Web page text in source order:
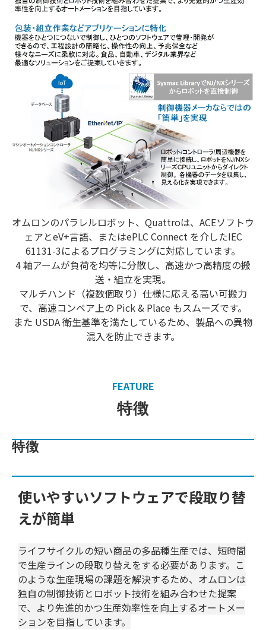
オムロンのパラレルロボット、Quattroは、ACEソフトウ
ェアとeV+言語、またはePLC Connect を介したIEC
61131-3によるプログラミングに対応しています。
4 軸アームが負荷を均等に分散し、高速かつ高精度の搬
送・組立を実現。
マルチハンド（複数個取り）仕様に応える高い可搬力
で、高速コンベア上の Pick & Place もスムーズです。
また USDA 衛生基準を満たしているため、製品への異物
混入を防止できます。
FEATURE
特徴
特徴
使いやすいソフトウェアで段取り替
えが簡単
ライフサイクルの短い商品の多品種生産では、短時間
で生産ラインの段取り替えをする必要があります。こ
のような生産現場の課題を解決するため、オムロンは
独自の制御技術とロボット技術を組み合わせた提案
で、より先進的かつ生産効率性を向上するオートメー
ションを目指しています。